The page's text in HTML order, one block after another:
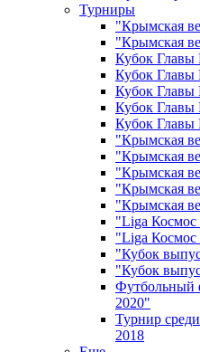
Турниры
"Крымская
"Крымская
Кубок Главы
Кубок Главы
Кубок Главы
Кубок Главы
Кубок Главы
"Крымская
"Крымская
"Крымская
"Крымская
"Крымская
"Liga Космос
"Liga Космос
"Кубок
"Кубок
Футбольный
2020"
Турнир
2018